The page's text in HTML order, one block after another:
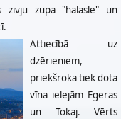
zivju zupa "halasle" un
Attiecībā uz
dzērieniem,
priekšroka tiek dota
vīna ielejām Egeras
un Tokaj. Vērts